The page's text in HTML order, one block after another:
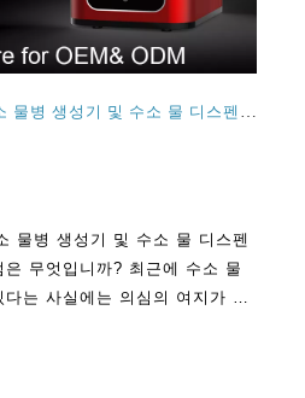
일본과 싱가포르에서 수소 물병 생성기 및 수소 물 디스펜서 기계의 가장 좋은 이점은 무엇입니까?
물병 생성기 및 수소 물 디스펜
무엇입니까? 최근에 수소 물
는 사실에는 의심의 여지가 없
습니다.